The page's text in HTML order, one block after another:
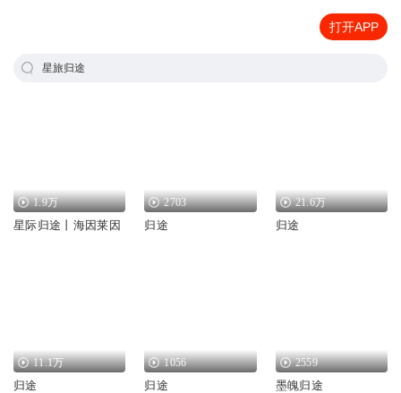
打开APP
星旅归途
1.9万
星际归途丨海因莱因
2703
归途
21.6万
归途
11.1万
归途
1056
归途
2559
墨魄归途